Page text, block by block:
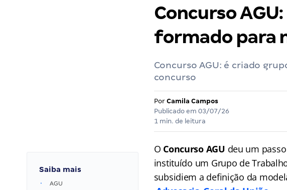
Concurso
formado para
Concurso AGU: é criado
concurso
Por Camila Campos
Publicado em 03/07/26
1 min. de leitura
Saiba mais
AGU
O Concurso AGU deu um
instituído um Grupo de
subsidiem a definição da